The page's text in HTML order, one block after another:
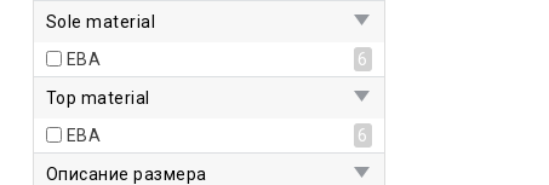
Sole material
ЕВА
6
Top material
ЕВА
6
Описание размера